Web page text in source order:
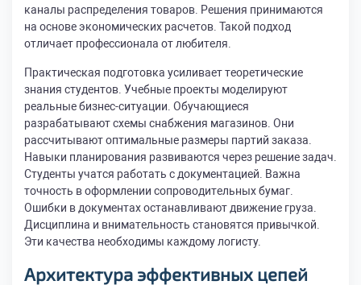
каналы распределения товаров. Решения принимаются
на основе экономических расчетов. Такой подход
отличает профессионала от любителя.
Практическая подготовка усиливает теоретические
знания студентов. Учебные проекты моделируют
реальные бизнес-ситуации. Обучающиеся
разрабатывают схемы снабжения магазинов. Они
рассчитывают оптимальные размеры партий заказа.
Навыки планирования развиваются через решение задач.
Студенты учатся работать с документацией. Важна
точность в оформлении сопроводительных бумаг.
Ошибки в документах останавливают движение груза.
Дисциплина и внимательность становятся привычкой.
Эти качества необходимы каждому логисту.
Архитектура эффективных цепей